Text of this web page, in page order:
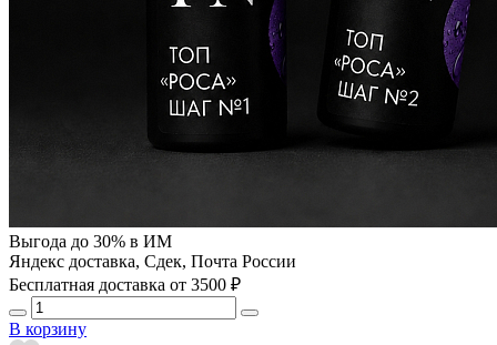
Выгода до 30% в ИМ
Яндекс доставка, Сдек, Почта России
Бесплатная доставка от 3500 ₽
В корзину